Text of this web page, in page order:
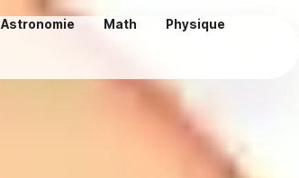
Astronomie Math Physique